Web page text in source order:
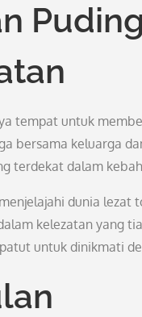
tempat untuk
bersama keluarga
terdekat dalam
dunia
kelezatan yang
untuk dinikmati